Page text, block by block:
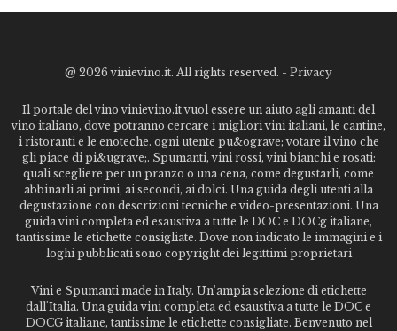
@ 2026 vinievino.it. All rights reserved. - Privacy
Il portale del vino vinievino.it vuol essere un aiuto agli amanti del
vino italiano, dove potranno cercare i migliori vini italiani, le cantine,
i ristoranti e le enoteche. ogni utente pu&ograve; votare il vino che
gli piace di pi&ugrave;. Spumanti, vini rossi, vini bianchi e rosati:
quali scegliere per un pranzo o una cena, come degustarli, come
abbinarli ai primi, ai secondi, ai dolci. Una guida degli utenti alla
degustazione con descrizioni tecniche e video-presentazioni. Una
guida vini completa ed esaustiva a tutte le DOC e DOCg italiane,
tantissime le etichette consigliate. Dove non indicato le immagini e i
loghi pubblicati sono copyright dei legittimi proprietari
Vini e Spumanti made in Italy. Un'ampia selezione di etichette
dall'Italia. Una guida vini completa ed esaustiva a tutte le DOC e
DOCG italiane, tantissime le etichette consigliate. Benvenuto nel